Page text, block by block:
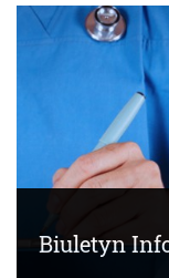
Biuletyn